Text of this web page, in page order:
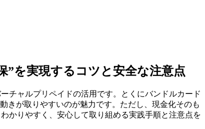
”を実現するコツと安全な注意点
チャルプリペイドの活用です。とくにバンドルカード
きが取りやすいのが魅力です。ただし、現金化そのも
かりやすく、安心して取り組める実践手順と注意点を